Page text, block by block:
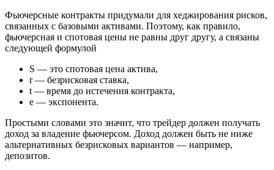
Фьючерсные контракты придумали для хеджирования рисков,
связанных с базовыми активами. Поэтому, как правило,
фьючерсная и спотовая цены не равны друг другу, а связаны
следующей формулой
S — это спотовая цена актива,
r — безрисковая ставка,
t — время до истечения контракта,
e — экспонента.
Простыми словами это значит, что трейдер должен получать
доход за владение фьючерсом. Доход должен быть не ниже
альтернативных безрисковых вариантов — например,
депозитов.